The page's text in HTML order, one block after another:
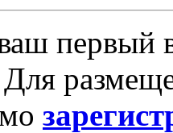
первый